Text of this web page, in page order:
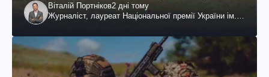
Віталій Портніков2 дні тому
Журналіст, лауреат Національної премії України ім.